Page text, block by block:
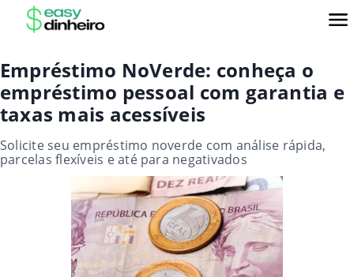
Empréstimo NoVerde: conheça o
empréstimo pessoal com garantia e
taxas mais acessíveis
Solicite seu empréstimo noverde com análise rápida,
parcelas flexíveis e até para negativados